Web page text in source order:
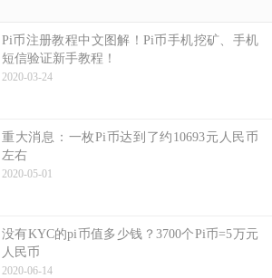
Pi币注册教程中文图解！Pi币手机挖矿、手机
短信验证新手教程！
2020-03-24
重大消息：一枚Pi币达到了约10693元人民币
左右
2020-05-01
没有KYC的pi币值多少钱？3700个Pi币=5万元
人民币
2020-06-14